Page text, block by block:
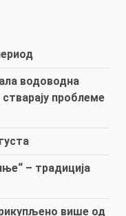
водоводна
проблеме
– традиција
више од